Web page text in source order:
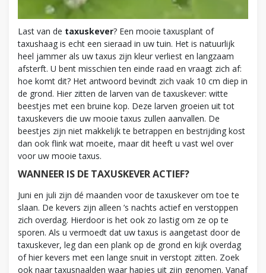
Last van de taxuskever? Een mooie taxusplant of
taxushaag is echt een sieraad in uw tuin. Het is natuurlijk
heel jammer als uw taxus zijn kleur verliest en langzaam
afsterft. U bent misschien ten einde raad en vraagt zich af:
hoe komt dit? Het antwoord bevindt zich vaak 10 cm diep in
de grond. Hier zitten de larven van de taxuskever: witte
beestjes met een bruine kop. Deze larven groeien uit tot
taxuskevers die uw mooie taxus zullen aanvallen. De
beestjes zijn niet makkelijk te betrappen en bestrijding kost
dan ook flink wat moeite, maar dit heeft u vast wel over
voor uw mooie taxus.
WANNEER IS DE TAXUSKEVER ACTIEF?
Juni en juli zijn dé maanden voor de taxuskever om toe te
slaan. De kevers zijn alleen ’s nachts actief en verstoppen
zich overdag. Hierdoor is het ook zo lastig om ze op te
sporen. Als u vermoedt dat uw taxus is aangetast door de
taxuskever, leg dan een plank op de grond en kijk overdag
of hier kevers met een lange snuit in verstopt zitten. Zoek
ook naar taxusnaalden waar hapjes uit zijn genomen. Vanaf